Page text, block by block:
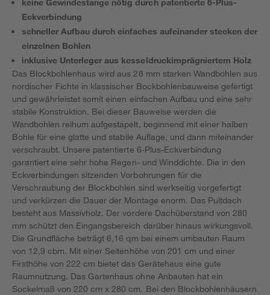
keine Gewindestange nötig durch patentierte 6-Plus-
Eckverbindung
schneller Aufbau durch einfaches aufeinander stecken der
einzelnen Bohlen
inklusive Unterleger aus kesseldruckimprägniertem Holz
Das Blockbohlenhaus wird aus 28 mm starken Wandbohlen aus
nordischer Fichte in klassischer Bockbohlenbauweise gefertigt
und gewährleistet somit einen einfachen Aufbau und eine sehr
stabile Konstruktion. Bei dieser Bauweise werden die
Wandbohlen reihum aufgestapelt, beginnend mit einer halben
Bohle für eine glatte und stabile Auflage, und dann miteinander
verschraubt. Unsere patentierte 6-Plus-Eckverbindung
garantiert eine sehr hohe Regen- und Winddichte. Die in den
Eckverbindungen sitzenden Vorbohrungen für die
Verschraubung der Blockbohlen sind werkseitig vorgefertigt
und verkürzen die Dauer der Montage enorm. Das Pultdach
besteht aus Massivholz. Der vordere Dachüberstand von 280
mm schützt den Eingangsbereich darüber hinaus wirkungsvoll.
Die Grundfläche beträgt 6,16 qm bei einem umbauten Raum
von 12,9 cbm. Mit einer Seitenhöhe von 201 cm und einer
Firsthöhe von 222 cm bietet das Gerätehaus eine gute
Raumnutzung. Das Gartenhaus ohne Anbauten hat ein
Sockelmaß von 220 cm x 280 cm. Bei den Blockbohlenhäusern